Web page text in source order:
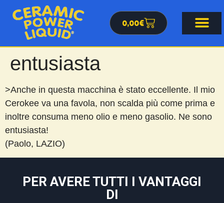
0,00€
entusiasta
>Anche in questa macchina è stato eccellente. Il mio
Cerokee va una favola, non scalda più come prima e
inoltre consuma meno olio e meno gasolio. Ne sono
entusiasta!
(Paolo, LAZIO)
PER AVERE TUTTI I VANTAGGI
DI